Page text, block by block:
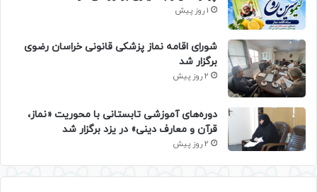
1 روز پیش
شورای اقامه نماز پزشکی قانونی خراسان رضوی
برگزار شد
2 روز پیش
دوره‌های آموزشی تابستانی با محوریت «نماز،
قرآن و معارف دینی» در یزد برگزار شد
2 روز پیش